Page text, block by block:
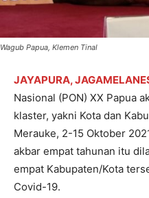
Wagub Papua, Klemen Tinal
JAYAPURA,
Nasional (PON) XX Papua
klaster, yakni Kota dan
Merauke, 2-15 Oktober
akbar empat tahunan itu
empat Kabupaten/Kota
Covid-19.